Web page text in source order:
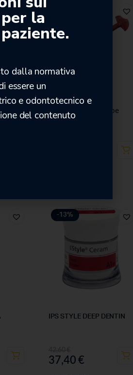
FILTEK Z250 – 3M Espe
-13%
IPS STYLE DEEP DENTIN
37,40€
la
dalla normativa
essere un
e odontotecnico e
del contenuto